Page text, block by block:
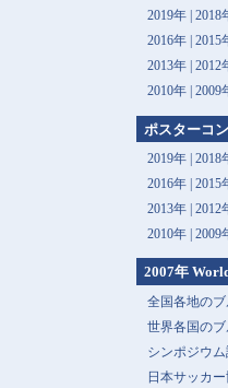
2019年| 2018
2016年| 2015
2013年 | 2012
2010年| 2009
ポスターコ
2019年 | 2018
2016年 | 2015
2013年 | 2012
2010年 | 2009
2007年
全国各地の
世界各国の
シンポジウム
日本サッカ